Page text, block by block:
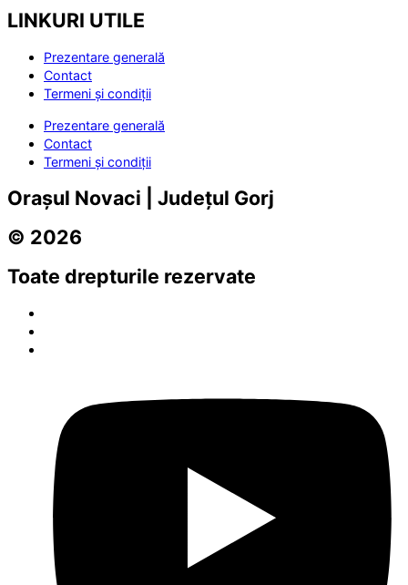
LINKURI UTILE
Prezentare generală
Contact
Termeni și condiții
Prezentare generală
Contact
Termeni și condiții
Orașul Novaci | Județul Gorj
© 2026
Toate drepturile rezervate